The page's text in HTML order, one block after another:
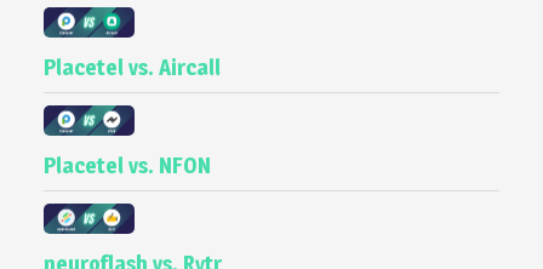
Placetel vs. Aircall
Placetel vs. NFON
neuroflash vs. Rytr